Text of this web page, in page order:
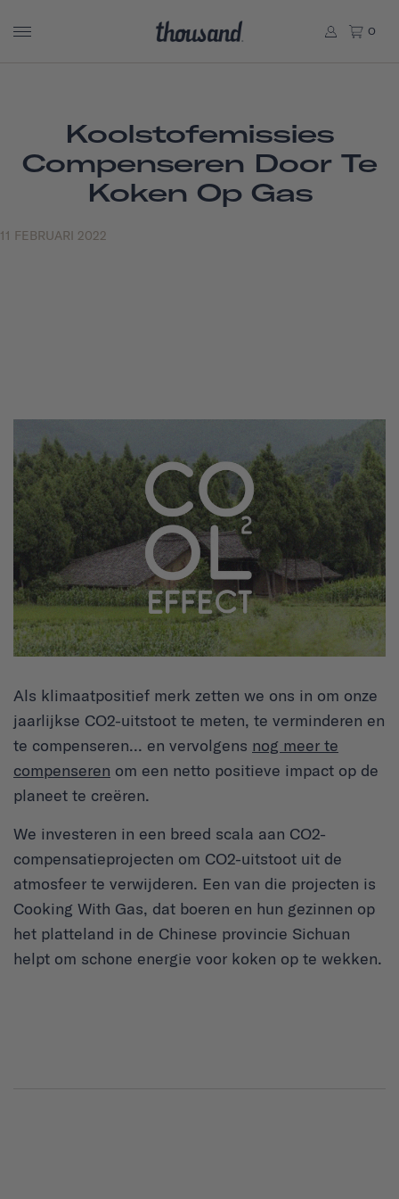
0
Koolstofemissies
Compenseren Door Te
Koken Op Gas
11 FEBRUARI 2022
Als klimaatpositief merk zetten we ons in om onze
jaarlijkse CO2-uitstoot te meten, te verminderen en
te compenseren... en vervolgens nog meer te
compenseren om een netto positieve impact op de
planeet te creëren.
We investeren in een breed scala aan CO2-
compensatieprojecten om CO2-uitstoot uit de
atmosfeer te verwijderen. Een van die projecten is
Cooking With Gas, dat boeren en hun gezinnen op
het platteland in de Chinese provincie Sichuan
helpt om schone energie voor koken op te wekken.